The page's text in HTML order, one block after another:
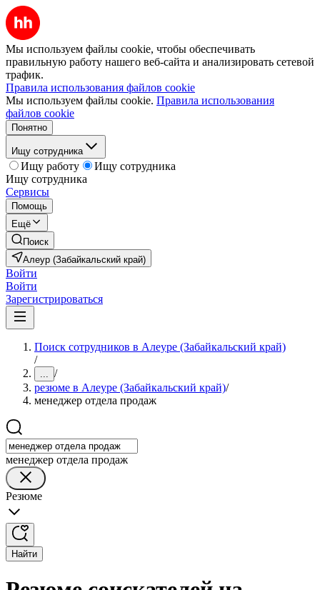
Мы используем файлы cookie, чтобы обеспечивать
правильную работу нашего веб-сайта и анализировать сетевой
трафик.
Правила использования файлов cookie
Мы используем файлы cookie. Правила использования
файлов cookie
Понятно
Ищу сотрудника
Ищу работу
Ищу сотрудника
Ищу сотрудника
Сервисы
Помощь
Ещё
Поиск
Алеур (Забайкальский край)
Войти
Войти
Зарегистрироваться
Поиск сотрудников в Алеуре (Забайкальский край)
/
... /
резюме в Алеуре (Забайкальский край)/
менеджер отдела продаж
менеджер отдела продаж
Резюме
Найти